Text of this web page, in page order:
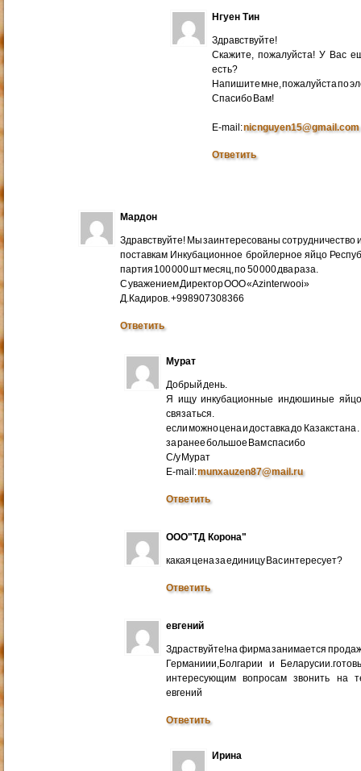
Нгуен Тин
Здравствуйте!
Скажите, пожалуйста! У Вас
есть?
Напишите мне, пожалуйста по
Cпасибо Вам!
E-mail:nicnguyen15@gmail.com
Ответить
Мардон
Здравствуйте! Мы заинтересованы сотрудничество
поставкам Инкубационное бройлерное яйцо
партия 100 000 шт месяц, по 50 000 два раза.
С уважением Директор ООО «Azinterwooi»
Д.Кадиров. +998907308366
Ответить
Мурат
Добрый день.
Я ищу инкубационные индюшиные
связаться.
если можно цена и доставка до Казакстана .
за ранее большое Вам спасибо
С/у Мурат
E-mail:munxauzen87@mail.ru
Ответить
ООО"ТД Корона"
какая цена за единицу Вас интересует?
Ответить
евгений
Здраствуйте!на фирма занимается
Германиии,Болгарии и
интересующим вопросам звонить на
евгений
Ответить
Ирина